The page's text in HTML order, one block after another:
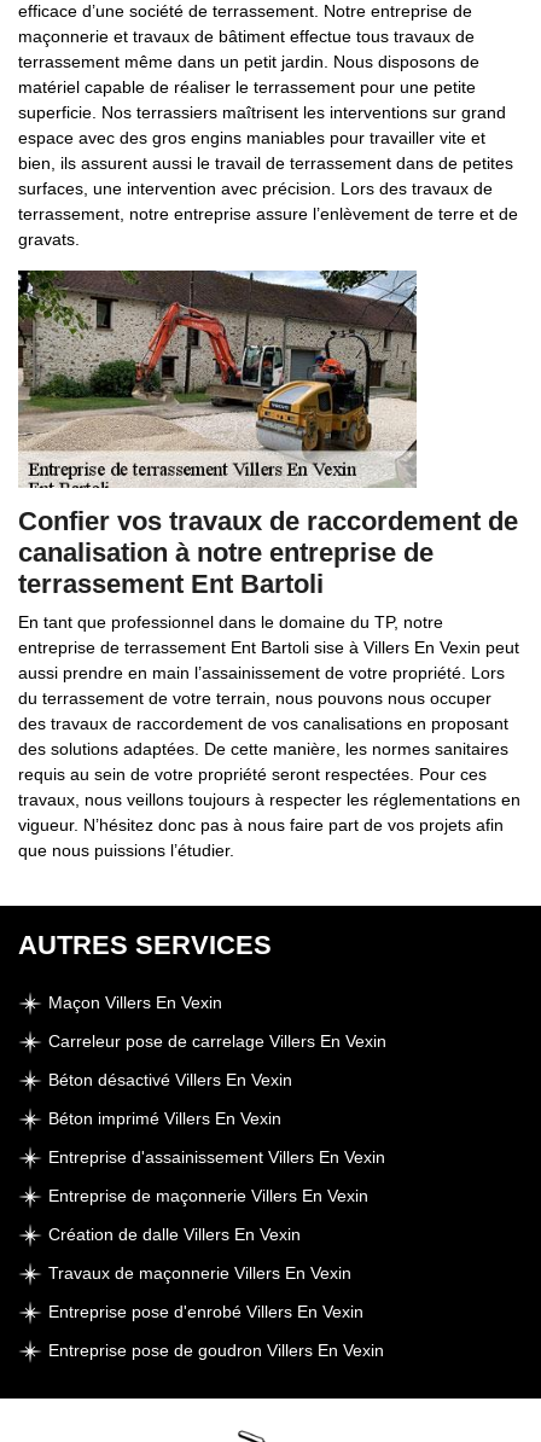
efficace d’une société de terrassement. Notre entreprise de
maçonnerie et travaux de bâtiment effectue tous travaux de
terrassement même dans un petit jardin. Nous disposons de
matériel capable de réaliser le terrassement pour une petite
superficie. Nos terrassiers maîtrisent les interventions sur grand
espace avec des gros engins maniables pour travailler vite et
bien, ils assurent aussi le travail de terrassement dans de petites
surfaces, une intervention avec précision. Lors des travaux de
terrassement, notre entreprise assure l’enlèvement de terre et de
gravats.
Confier vos travaux de raccordement de
canalisation à notre entreprise de
terrassement Ent Bartoli
En tant que professionnel dans le domaine du TP, notre
entreprise de terrassement Ent Bartoli sise à Villers En Vexin peut
aussi prendre en main l’assainissement de votre propriété. Lors
du terrassement de votre terrain, nous pouvons nous occuper
des travaux de raccordement de vos canalisations en proposant
des solutions adaptées. De cette manière, les normes sanitaires
requis au sein de votre propriété seront respectées. Pour ces
travaux, nous veillons toujours à respecter les réglementations en
vigueur. N’hésitez donc pas à nous faire part de vos projets afin
que nous puissions l’étudier.
AUTRES SERVICES
Maçon Villers En Vexin
Carreleur pose de carrelage Villers En Vexin
Béton désactivé Villers En Vexin
Béton imprimé Villers En Vexin
Entreprise d'assainissement Villers En Vexin
Entreprise de maçonnerie Villers En Vexin
Création de dalle Villers En Vexin
Travaux de maçonnerie Villers En Vexin
Entreprise pose d'enrobé Villers En Vexin
Entreprise pose de goudron Villers En Vexin